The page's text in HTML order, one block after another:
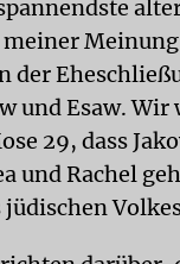
der
und Esaw. Wir
29, dass
und Rachel